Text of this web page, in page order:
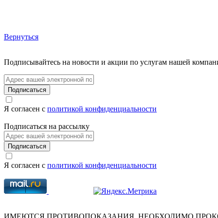
Вернуться
Подписывайтесь на новости и акции по услугам нашей
Подписаться
Я согласен с политикой конфиденциальности
Подписаться на рассылку
Подписаться
Я согласен с политикой конфиденциальности
ИМЕЮТСЯ ПРОТИВОПОКАЗАНИЯ, НЕОБХОДИМО